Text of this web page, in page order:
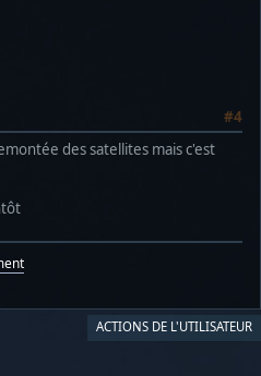
#4
des satellites mais c'est
ACTIONS DE L'UTILISATEUR